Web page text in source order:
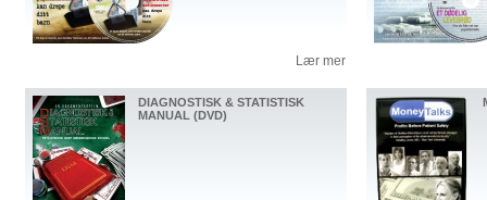
Lær mer
DIAGNOSTISK & STATISTISK
MANUAL (DVD)